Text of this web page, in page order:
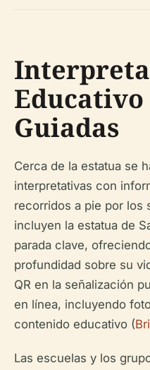
Guiadas
Cerca de la estatua se
interpretativas con
recorridos a pie por los
incluyen la estatua de
parada clave,
profundidad sobre su
QR en la señalización
en línea, incluyendo
contenido educativo (
Las escuelas y los